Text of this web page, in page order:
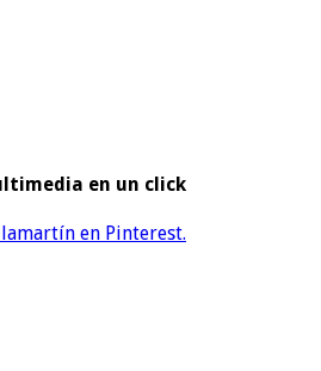
en un click
en Pinterest.